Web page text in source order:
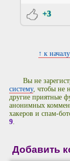
+3
↑ к
Вы не
систему, чтобы не
другие приятные
анонимных
хакеров и спам-
9.
Добавить